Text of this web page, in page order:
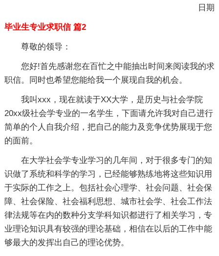
日期
毕业生专业求职信 篇2
尊敬的领导：
您好!首先感谢您在百忙之中能抽出时间来阅读我的求
职信。同时也希望您能给我一个展现自我的机会。
我叫xxx，现在就读于XX大学，是历史与社会学院
20xx级社会学专业的一名学生，下面请允许我对自己进行
简单的个人自我介绍，把自己的能力及竞争优势展现于您
的面前。
在大学社会学专业学习的几年间，对于很多专门的知
识做了系统和科学的学习，已经能够熟练地将这些知识用
于实际的工作之上。包括社会心理学、社会问题、社会保
障、社会保险、社会福利思想、城市社会学、社会工作法
律法规等在内的数种分支学科知识都进行了相关学习，专
业理论知识具有较强的理论基础，相信在以后的工作中能
够最大的发挥出自己的理论优势。